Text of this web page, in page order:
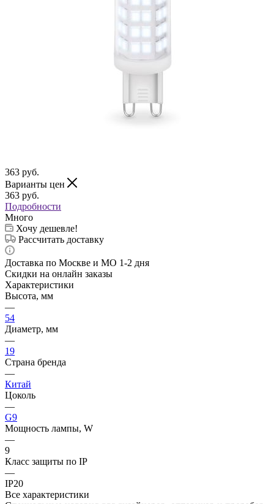
363 руб.
Варианты цен
363 руб.
Подробности
Много
Хочу дешевле!
Рассчитать доставку
Доставка по Москве и МО 1-2 дня
Скидки на онлайн заказы
Характеристики
Высота, мм
—
54
Диаметр, мм
—
19
Страна бренда
—
Китай
Цоколь
—
G9
Мощность лампы, W
—
9
Класс защиты по IP
—
IP20
Все характеристики